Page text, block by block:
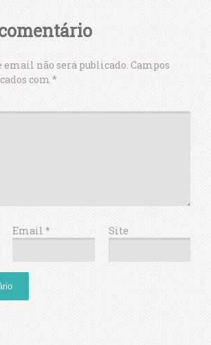
email não será publicado. Campos
com *
Email* Site